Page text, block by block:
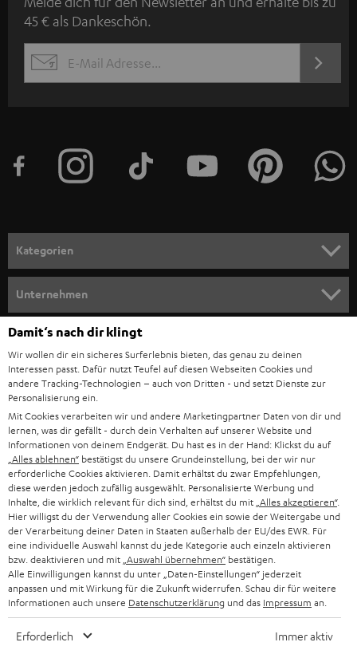
e
w
s
l
e
n
m
e
l
d
u
n
g
45 € als Dankeschön.
EMAIL
JETZT
Kategorien
SOUNDBAR
HIFI-LAUTSPRECHER
SMART HOME
BLUETOOTH-LAUTSPRECHER
KOPFHÖRER
BLUETOOTH-KOPFHÖRER
STEREOANLAGEN
LAUTSPRECHER
ULTIMA-SERIE
Unternehmen
SUPPORT
KARRIERE
PRESSE & MARKETING
GESCHÄFTSKUNDEN
PARTNERPROGRAMM
BLOG
NEWSLETTER
STORES
DEINE VORTEILE BEI TEUFEL
Teufel Onlineshops
DEUTSCHLAND
ÖSTERREICH
SCHWEIZ
NIEDERLANDE
BELGIEN
FRANKREICH
POLEN
Damit‘s nach dir klingt
Wir wollen dir ein sicheres Surferlebnis bieten, das genau zu deinen
Interessen passt. Dafür nutzt Teufel auf diesen Webseiten Cookies und
andere Tracking-Technologien – auch von Dritten - und setzt Dienste zur
Personalisierung ein.
Mit Cookies verarbeiten wir und andere Marketingpartner Daten von dir und
lernen, was dir gefällt - durch dein Verhalten auf unserer Website und
Informationen von deinem Endgerät. Du hast es in der Hand: Klickst du auf
„Alles ablehnen“ bestätigst du unsere Grundeinstellung, bei der wir nur
erforderliche Cookies aktivieren. Damit erhältst du zwar Empfehlungen,
diese werden jedoch zufällig ausgewählt. Personalisierte Werbung und
Inhalte, die wirklich relevant für dich sind, erhältst du mit „Alles akzeptieren“.
Hier willigst du der Verwendung aller Cookies ein sowie der Weitergabe und
der Verarbeitung deiner Daten in Staaten außerhalb der EU/des EWR. Für
eine individuelle Auswahl kannst du jede Kategorie auch einzeln aktivieren
bzw. deaktivieren und mit „Auswahl übernehmen“ bestätigen.
Alle Einwilligungen kannst du unter „Daten-Einstellungen“ jederzeit
anpassen und mit Wirkung für die Zukunft widerrufen. Schau dir für weitere
Informationen auch unsere Datenschutzerklärung und das Impressum an.
Erforderlich Immer aktiv